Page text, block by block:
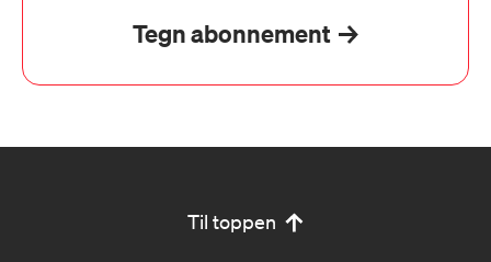
Tegn abonnement
Til toppen